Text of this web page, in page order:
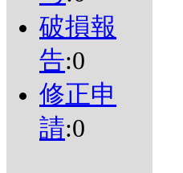
破損報
告:0
修正申
請:0